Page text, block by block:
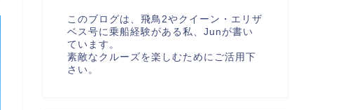
このブログは、飛鳥2やクイーン・エリザ
ベス号に乗船経験がある私、Junが書い
ています。
素敵なクルーズを楽しむためにご活用下
さい。